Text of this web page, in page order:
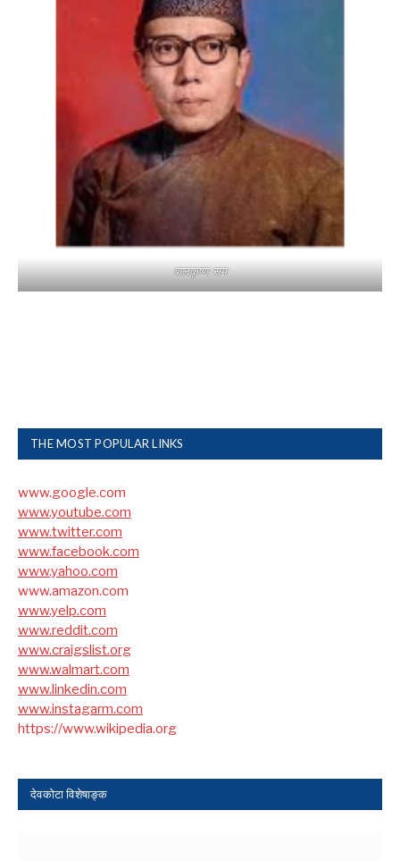
बालकृष्ण-सम
THE MOST POPULAR LINKS
www.google.com
www.youtube.com
www.twitter.com
www.facebook.com
www.yahoo.com
www.amazon.com
www.yelp.com
www.reddit.com
www.craigslist.org
www.walmart.com
www.linkedin.com
www.instagarm.com
https://www.wikipedia.org
देवकोटा विशेषाङ्क